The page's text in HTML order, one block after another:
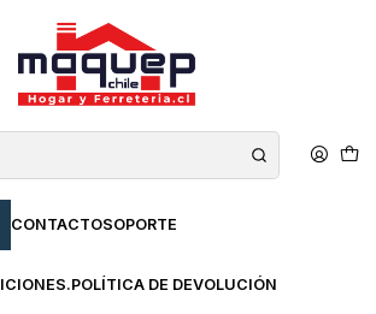
CONTACTOSOPORTE
POLÍTICA DE DEVOLUCIÓN